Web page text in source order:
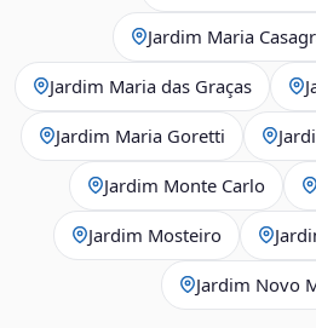
Jardim Maria
Jardim Maria das Graças
Jardim Maria Goretti
Jardim Monte Carlo
Jardim Mosteiro
Jardim Novo